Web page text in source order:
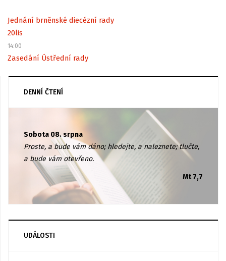
Jednání brněnské diecézní rady
20lis
14:00
Zasedání Ústřední rady
DENNÍ ČTENÍ
Sobota 08. srpna
Proste, a bude vám dáno; hledejte, a naleznete; tlučte,
a bude vám otevřeno.
Mt 7,7
UDÁLOSTI